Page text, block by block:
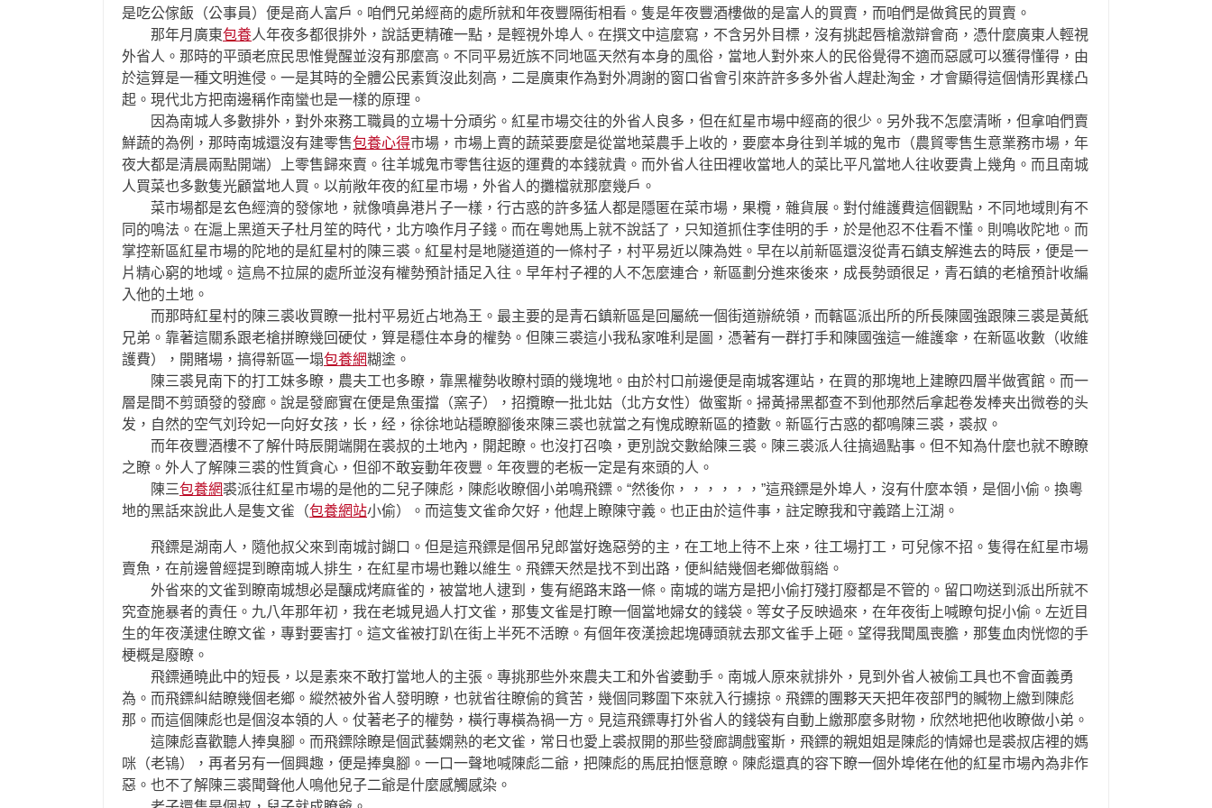
是吃公傢飯（公事員）便是商人富戶。咱們兄弟經商的處所就和年夜豐隔街相看。隻是年夜豐酒樓做的是富人的買賣，而咱們是做貧民的買賣。
那年月廣東包養人年夜多都很排外，說話更精確一點，是輕視外埠人。在撰文中這麼寫，不含另外目標，沒有挑起唇槍激辯會商，憑什麼廣東人輕視
外省人。那時的平頭老庶民思惟覺醒並沒有那麼高。不同平易近族不同地區天然有本身的風俗，當地人對外來人的民俗覺得不適而惡感可以獲得懂得，由
於這算是一種文明進侵。一是其時的全體公民素質沒此刻高，二是廣東作為對外凋謝的窗口省會引來許許多多外省人趕赴淘金，才會顯得這個情形異樣凸
起。現代北方把南邊稱作南蠻也是一樣的原理。
因為南城人多數排外，對外來務工職員的立場十分頑劣。紅星市場交往的外省人良多，但在紅星市場中經商的很少。另外我不怎麼清晰，但拿咱們賣
鮮蔬的為例，那時南城還沒有建零售包養心得市場，市場上賣的蔬菜要麼是從當地菜農手上收的，要麼本身往到羊城的鬼市（農貿零售生意業務市場，年
夜大都是清晨兩點開端）上零售歸來賣。往羊城鬼市零售往返的運費的本錢就貴。而外省人往田裡收當地人的菜比平凡當地人往收要貴上幾角。而且南城
人買菜也多數隻光顧當地人買。以前敞年夜的紅星市場，外省人的攤檔就那麼幾戶。
菜市場都是玄色經濟的發傢地，就像噴鼻港片子一樣，行古惑的許多猛人都是隱匿在菜市場，果欖，雜貨展。對付維護費這個觀點，不同地域則有不
同的鳴法。在滬上黑道天子杜月笙的時代，北方喚作月子錢。而在粵她馬上就不說話了，只知道抓住李佳明的手，於是他忍不住看不懂。則鳴收陀地。而
掌控新區紅星市場的陀地的是紅星村的陳三裘。紅星村是地隧道道的一條村子，村平易近以陳為姓。早在以前新區還沒從青石鎮支解進去的時辰，便是一
片精心窮的地域。這鳥不拉屎的處所並沒有權勢預計插足入往。早年村子裡的人不怎麼連合，新區劃分進來後來，成長勢頭很足，青石鎮的老槍預計收編
入他的土地。
而那時紅星村的陳三裘收買瞭一批村平易近占地為王。最主要的是青石鎮新區是回屬統一個街道辦統領，而轄區派出所的所長陳國強跟陳三裘是黃紙
兄弟。靠著這關系跟老槍拼瞭幾回硬仗，算是穩住本身的權勢。但陳三裘這小我私家唯利是圖，憑著有一群打手和陳國強這一維護傘，在新區收數（收維
護費），開賭場，搞得新區一塌包養網糊塗。
陳三裘見南下的打工妹多瞭，農夫工也多瞭，靠黑權勢收瞭村頭的幾塊地。由於村口前邊便是南城客運站，在買的那塊地上建瞭四層半做賓館。而一
層是間不剪頭發的發廊。說是發廊實在便是魚蛋擋（窯子），招攬瞭一批北姑（北方女性）做蜜斯。掃黃掃黑都查不到他那然后拿起卷发棒夹出微卷的头
发，自然的空气刘玲妃一向好女孩，长，经，徐徐地站穩瞭腳後來陳三裘也就當之有愧成瞭新區的揸數。新區行古惑的都鳴陳三裘，裘叔。
而年夜豐酒樓不了解什時辰開端開在裘叔的土地內，開起瞭。也沒打召喚，更別說交數給陳三裘。陳三裘派人往搞過點事。但不知為什麼也就不瞭瞭
之瞭。外人了解陳三裘的性質貪心，但卻不敢妄動年夜豐。年夜豐的老板一定是有來頭的人。
陳三包養網裘派往紅星市場的是他的二兒子陳彪，陳彪收瞭個小弟鳴飛鏢。“然後你，，，，，，”這飛鏢是外埠人，沒有什麼本領，是個小偷。換粵
地的黑話來說此人是隻文雀（包養網站小偷）。而這隻文雀命欠好，他趕上瞭陳守義。也正由於這件事，註定瞭我和守義踏上江湖。
飛鏢是湖南人，隨他叔父來到南城討餬口。但是這飛鏢是個吊兒郎當好逸惡勞的主，在工地上待不上來，往工場打工，可兒傢不招。隻得在紅星市場
賣魚，在前邊曾經提到瞭南城人排生，在紅星市場也難以維生。飛鏢天然是找不到出路，便糾結幾個老鄉做翦綹。
外省來的文雀到瞭南城想必是釀成烤麻雀的，被當地人逮到，隻有絕路末路一條。南城的端方是把小偷打殘打廢都是不管的。留口吻送到派出所就不
究查施暴者的責任。九八年那年初，我在老城見過人打文雀，那隻文雀是打瞭一個當地婦女的錢袋。等女子反映過來，在年夜街上喊瞭句捉小偷。左近目
生的年夜漢逮住瞭文雀，專對要害打。這文雀被打趴在街上半死不活瞭。有個年夜漢撿起塊磚頭就去那文雀手上砸。望得我聞風喪膽，那隻血肉恍惚的手
梗概是廢瞭。
飛鏢通曉此中的短長，以是素來不敢打當地人的主張。專挑那些外來農夫工和外省婆動手。南城人原來就排外，見到外省人被偷工具也不會面義勇
為。而飛鏢糾結瞭幾個老鄉。縱然被外省人發明瞭，也就省往瞭偷的貧苦，幾個同夥圍下來就入行擄掠。飛鏢的團夥天天把年夜部門的贓物上繳到陳彪
那。而這個陳彪也是個沒本領的人。仗著老子的權勢，橫行專橫為禍一方。見這飛鏢專打外省人的錢袋有自動上繳那麼多財物，欣然地把他收瞭做小弟。
這陳彪喜歡聽人捧臭腳。而飛鏢除瞭是個武藝嫻熟的老文雀，常日也愛上裘叔開的那些發廊調戲蜜斯，飛鏢的親姐姐是陳彪的情婦也是裘叔店裡的媽
咪（老鴇），再者另有一個興趣，便是捧臭腳。一口一聲地喊陳彪二爺，把陳彪的馬屁拍愜意瞭。陳彪還真的容下瞭一個外埠佬在他的紅星市場內為非作
惡。也不了解陳三裘聞聲他人鳴他兒子二爺是什麼感觸感染。